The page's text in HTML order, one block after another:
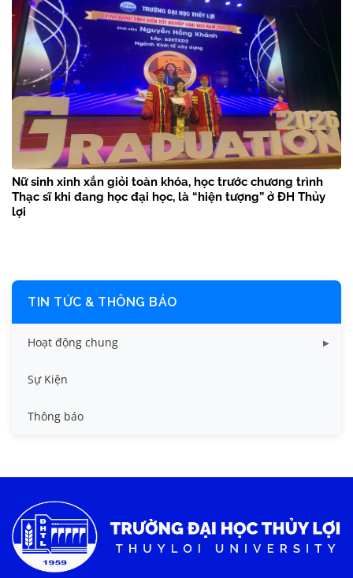
Nữ sinh xinh xắn giỏi toàn khóa, học trước chương trình
Thạc sĩ khi đang học đại học, là “hiện tượng” ở ĐH Thủy
lợi
TIN TỨC & THÔNG BÁO
Hoạt động chung
Tin công tác sinh viên
Tin đào tạo
Tin tức chung
Sự Kiện
Thông báo